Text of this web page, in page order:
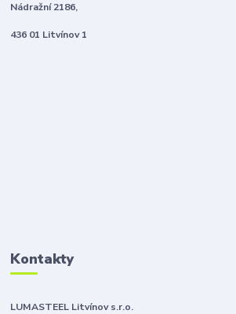
Nádražní 2186,
436 01 Litvínov 1
Kontakty
LUMASTEEL Litvínov s.r.o.